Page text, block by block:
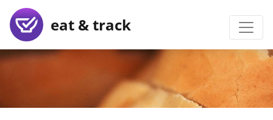
eat & track